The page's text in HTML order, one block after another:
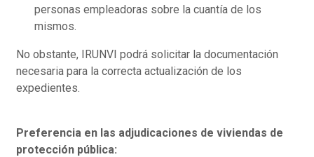
personas empleadoras sobre la cuantía de los
mismos.
No obstante, IRUNVI podrá solicitar la documentación
necesaria para la correcta actualización de los
expedientes.
Preferencia en las adjudicaciones de viviendas de
protección pública: